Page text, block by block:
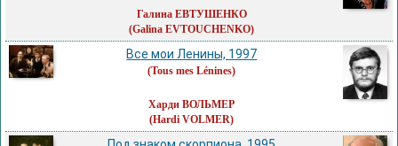
Галина ЕВТУШЕНКО
(Galina EVTOUCHENKO)
Все мои Ленины, 1997
(Tous mes Lénines)
Харди ВОЛЬМЕР
(Hardi VOLMER)